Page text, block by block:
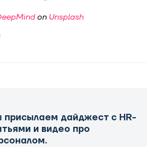
on Unsplash
присылаем дайджест с HR-
и видео про